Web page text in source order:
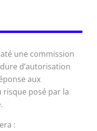
une commission
d’autorisation
aux
risque posé par la
: